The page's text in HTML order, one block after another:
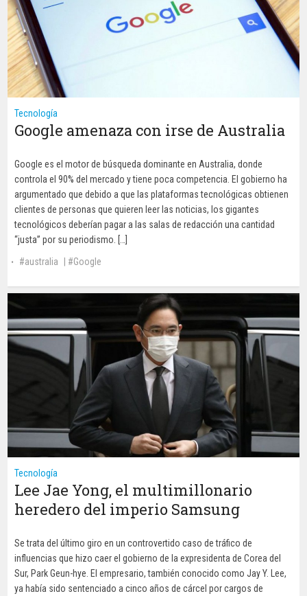
Tecnología
Google amenaza con irse de Australia
Google es el motor de búsqueda dominante en Australia, donde
controla el 90% del mercado y tiene poca competencia. El gobierno ha
argumentado que debido a que las plataformas tecnológicas obtienen
clientes de personas que quieren leer las noticias, los gigantes
tecnológicos deberían pagar a las salas de redacción una cantidad
“justa” por su periodismo. […]
australia
Google
Tecnología
Lee Jae Yong, el multimillonario
heredero del imperio Samsung
Se trata del último giro en un controvertido caso de tráfico de
influencias que hizo caer el gobierno de la expresidenta de Corea del
Sur, Park Geun-hye. El empresario, también conocido como Jay Y. Lee,
ya había sido sentenciado a cinco años de cárcel por cargos de